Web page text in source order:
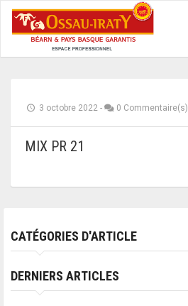
3 octobre 2022 - 0 Commentaire(s)
MIX PR 21
CATÉGORIES D'ARTICLE
DERNIERS ARTICLES